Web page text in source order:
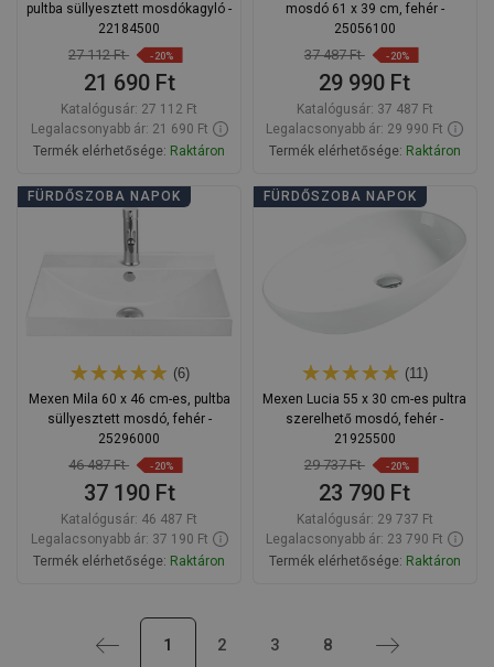
pultba süllyesztett mosdókagyló -
22184500
27 112 Ft -20%
21 690 Ft
Katalógusár: 27 112 Ft
Legalacsonyabb ár: 21 690 Ft
Termék elérhetősége: Raktáron
Kosárba
mosdó 61 x 39 cm, fehér -
25056100
37 487 Ft -20%
29 990 Ft
Katalógusár: 37 487 Ft
Legalacsonyabb ár: 29 990 Ft
Termék elérhetősége: Raktáron
Kosárba
FÜRDŐSZOBA NAPOK
(6)
Mexen Mila 60 x 46 cm-es, pultba
süllyesztett mosdó, fehér -
25296000
46 487 Ft -20%
37 190 Ft
Katalógusár: 46 487 Ft
Legalacsonyabb ár: 37 190 Ft
Termék elérhetősége: Raktáron
Kedvenc
Hasonlítsa
össze
FÜRDŐSZOBA NAPOK
(11)
Mexen Lucia 55 x 30 cm-es pultra
szerelhető mosdó, fehér -
21925500
29 737 Ft -20%
23 790 Ft
Katalógusár: 29 737 Ft
Legalacsonyabb ár: 23 790 Ft
Termék elérhetősége: Raktáron
favorite_border Kedvenc
Hasonlítsa
össze
Előző 1 2 3 8 Következő